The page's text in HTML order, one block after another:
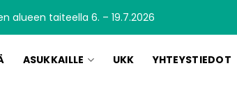
alueen taiteella 6. – 19.7.2026
ASUKKAILLE UKK YHTEYSTIEDOT